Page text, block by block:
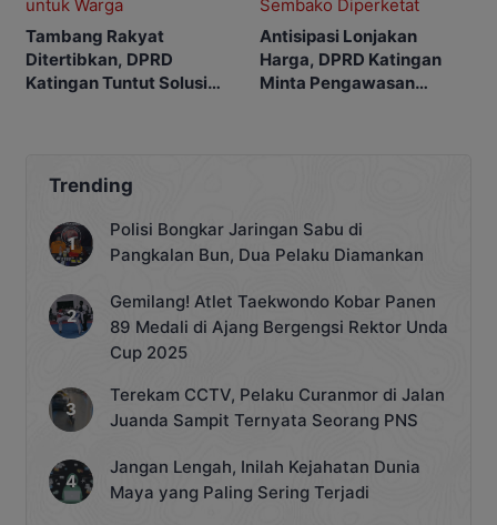
Tambang Rakyat
Ditertibkan, DPRD
Katingan Tuntut Solusi
Antisipasi Lonjakan
Harga, DPRD Katingan
Minta Pengawasan
Trending
Polisi Bongkar Jaringan Sabu di
Pangkalan Bun, Dua Pelaku Diamankan
Gemilang! Atlet Taekwondo Kobar Panen
89 Medali di Ajang Bergengsi Rektor Unda
Cup 2025
Terekam CCTV, Pelaku Curanmor di Jalan
Juanda Sampit Ternyata Seorang PNS
Jangan Lengah, Inilah Kejahatan Dunia
Maya yang Paling Sering Terjadi